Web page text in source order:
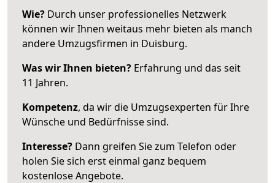
Wie? Durch unser professionelles Netzwerk
können wir Ihnen weitaus mehr bieten als manch
andere Umzugsfirmen in Duisburg.
Was wir Ihnen bieten? Erfahrung und das seit
11 Jahren.
Kompetenz, da wir die Umzugsexperten für Ihre
Wünsche und Bedürfnisse sind.
Interesse? Dann greifen Sie zum Telefon oder
holen Sie sich erst einmal ganz bequem
kostenlose Angebote.